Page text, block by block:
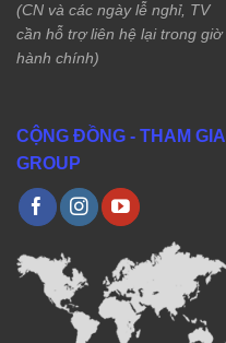
(CN và các ngày lễ nghỉ, TV
cần hỗ trợ liên hệ lại trong giờ
hành chính)
CỘNG ĐỒNG - THAM GIA
GROUP